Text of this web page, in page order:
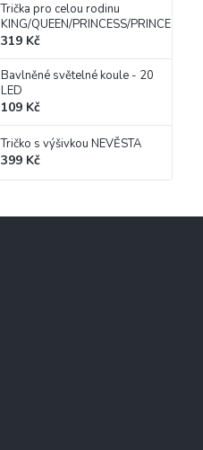
Trička pro celou rodinu
KING/QUEEN/PRINCESS/PRINCE
319 Kč
Bavlněné světelné koule - 20
LED
109 Kč
Tričko s výšivkou NEVĚSTA
399 Kč